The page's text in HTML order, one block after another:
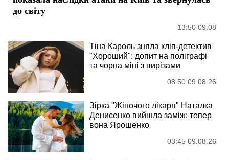
до світу
13:50 09.08
Тіна Кароль зняла кліп-детектив
"Хороший": допит на поліграфі
та чорна міні з вирізами
08:50 09.08.26
Зірка "Жіночого лікаря" Наталка
Денисенко вийшла заміж: тепер
вона Ярошенко
03:45 09.08.26